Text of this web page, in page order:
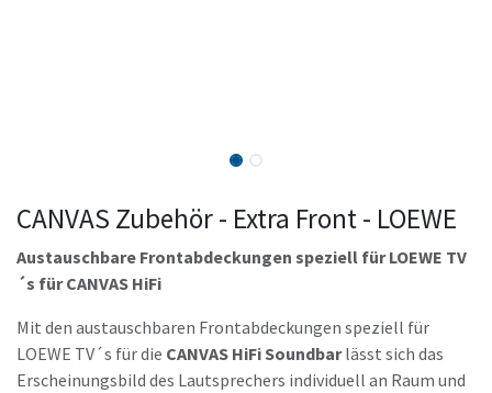
CANVAS Zubehör - Extra Front - LOEWE
Austauschbare Frontabdeckungen speziell für LOEWE TV
´s für CANVAS HiFi
Mit den austauschbaren Frontabdeckungen speziell für
LOEWE TV´s für die CANVAS HiFi Soundbarlässt sich das
Erscheinungsbild des Lautsprechers individuell an Raum und